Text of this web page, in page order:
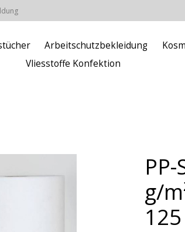
Arbeitschutzbekleidung
Vliesstoffe Konfektion
g/